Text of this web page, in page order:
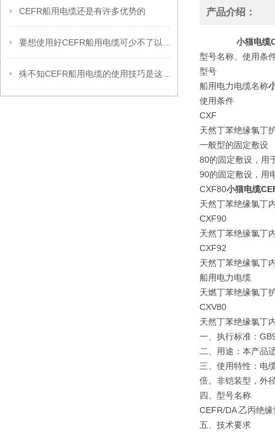
CEFR船用电缆还是有许多优势的 产品介绍：
小猫电缆
型号名称、使用条
型号
船用电力电缆名称
使用条件
CXF
天然丁苯绝缘氯丁
一般型的固定敷设
80的固定敷设，用
90的固定敷设，用
CXF80小猫电缆
天然丁苯绝缘氯丁
CXF90
天然丁苯绝缘氯丁
CXF92
天然丁苯绝缘氯丁
船用电力电缆
天燃丁苯绝缘氯丁
CXV80
天然丁苯绝缘氯丁
一、执行标准：
二、用途：本产品
三、使用特性：电
倍。非铠装型，外
四、型号名称
CEFR/DA 乙丙绝
五、技术要求